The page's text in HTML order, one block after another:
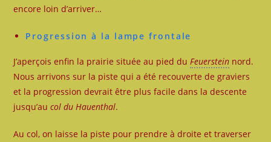
encore loin d’arriver…
Progression à la lampe frontale
J’aperçois enfin la prairie située au pied du Feuerstein nord.
Nous arrivons sur la piste qui a été recouverte de graviers
et la progression devrait être plus facile dans la descente
jusqu’aucol du Hauenthal.
Au col, on laisse la piste pour prendre à droite et traverser